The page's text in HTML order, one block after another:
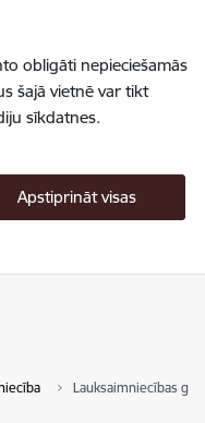
obligāti nepieciešamās
šajā vietnē var tikt
sīkdatnes.
Apstiprināt visas
Lauksaimniecības